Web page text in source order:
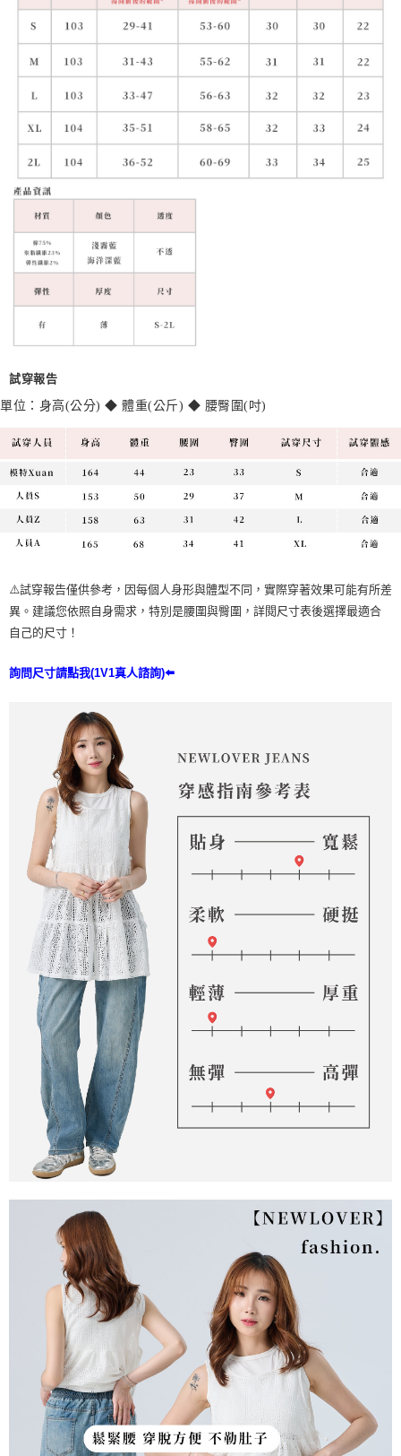
試穿報告
單位：身高(公分) ◆ 體重(公斤) ◆ 腰臀圍(吋)
⚠️試穿報告僅供參考，因每個人身形與體型不同，實際穿著效果可能有所差
異。建議您依照自身需求，特別是腰圍與臀圍，詳閱尺寸表後選擇最適合
自己的尺寸！
詢問尺寸請點我(1V1真人諮詢)⬅️